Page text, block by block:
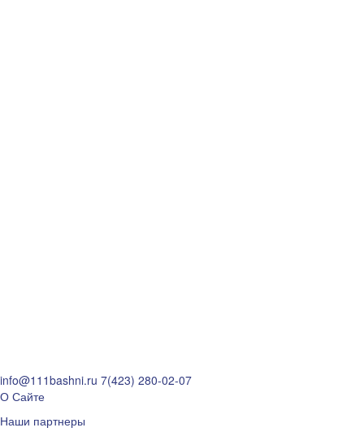
info@111bashni.ru 7(423) 280-02-07
О Сайте
Наши партнеры